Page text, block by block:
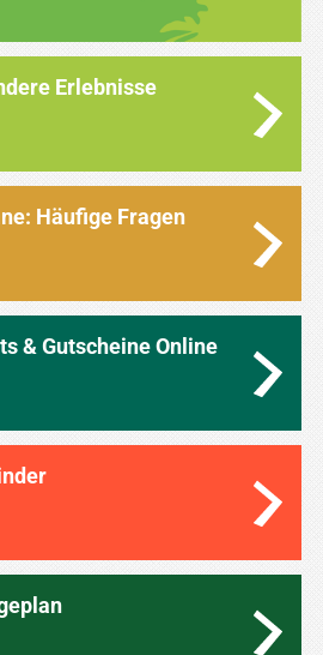
Erlebnisse
Häufige Fragen
& Gutscheine Online